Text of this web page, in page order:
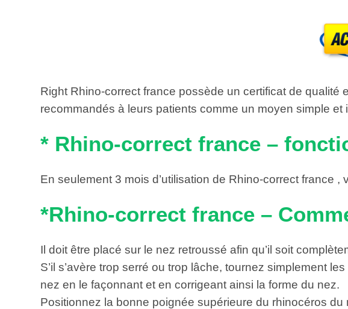
Right Rhino-correct france possède un certificat de
recommandés à leurs patients comme un moyen simple et
* Rhino-correct france –
En seulement 3 mois d’utilisation de Rhino-correct france
*Rhino-correct france –
Il doit être placé sur le nez retroussé afin qu’il soit
S’il s’avère trop serré ou trop lâche, tournez simplement
nez en le façonnant et en corrigeant ainsi la forme du nez.
Positionnez la bonne poignée supérieure du rhinocéros du